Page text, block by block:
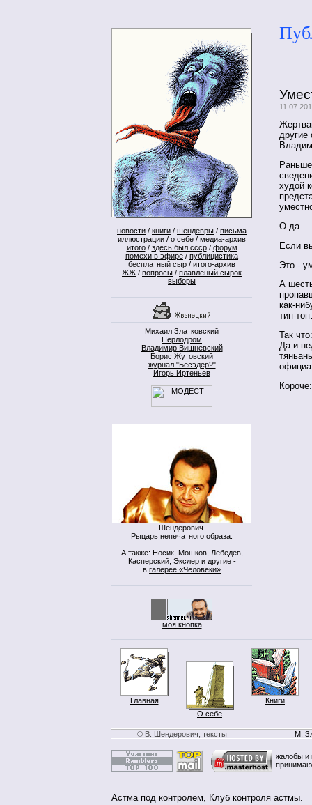
новости / книги / шендевры / письма
иллюстрации / о себе / медиа-архив
итого/ здесь был ссср/ форум
помехи в эфире / публицистика
бесплатный сыр / итого-архив
ЖЖ / вопросы / плавленый сырок
выборы
Михаил Златковский
Перлодром
Владимир Вишневский
Борис Жутовский
журнал "Бесэдер?"
Игорь Иртеньев
Шендерович.
Рыцарь непечатного образа.
А также: Носик, Мошков, Лебедев,
Касперский, Экслер и другие -
в галерее «Человеки»
моя кнопка
другие
худой
О да.
Если
Это -
А
как-
тип-
Так
Да и
Главная
О себе
Книги
© В. Шендерович, тексты М.
жалобы и
Астма под контролем, Клуб контроля астмы.